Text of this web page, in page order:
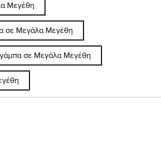
Μεγέθη
σε Μεγάλα Μεγέθη
γάμπα σε Μεγάλα Μεγέθη